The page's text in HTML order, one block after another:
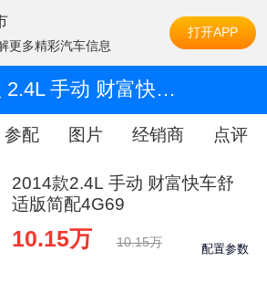
更多精彩汽车信息
打开APP
2014款 2.4L 手动 财富快车舒适版简配4G69
参配 图片 经销商 点评
2014款2.4L 手动 财富快车舒
适版简配4G69
10.15万 10.15万 配置参数